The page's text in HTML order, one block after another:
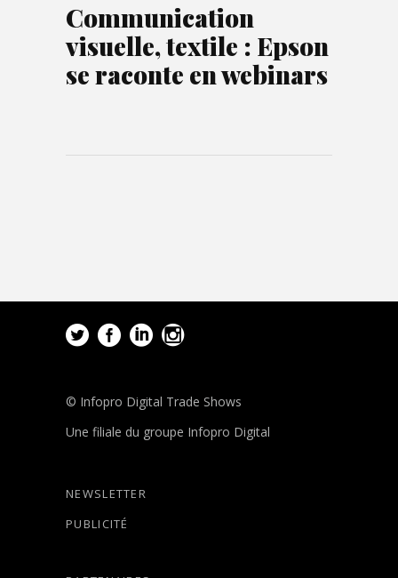
Communication
visuelle, textile : Epson
se raconte en webinars
© Infopro Digital Trade Shows
Une filiale du groupe Infopro Digital
NEWSLETTER
PUBLICITÉ